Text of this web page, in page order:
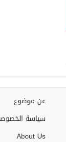
عن موضوع
سياسة
About Us